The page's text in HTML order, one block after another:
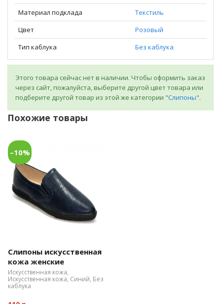
Материал подклада
Текстиль
Цвет
Розовый
Тип каблука
Без каблука
Этого товара сейчас нет в наличии. Чтобы оформить заказ
через сайт, пожалуйста, выберите другой цвет товара или
подберите другой товар из этой же категории "Слипоны".
Похожие товары
–10%
Слипоны искусственная
кожа женские
Искусственная кожа,
Искусственная кожа, Синий, Без
каблука